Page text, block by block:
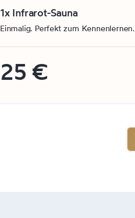
1x Infrarot-Sauna
Einmalig. Perfekt zum Kennenlernen.
25 €